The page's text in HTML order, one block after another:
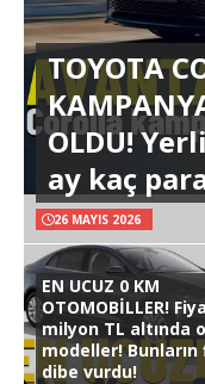
TOYOTA
OLDU!
ay kaç
26 MAYIS 2026
EN UCUZ 0 KM
OTOMOBİLLER!
milyon TL altında
modeller! Bunların
dibe vurdu!